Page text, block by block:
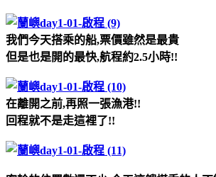
我們今天搭乘的船,票價雖然是最貴
但是也是開的最快,航程約2.5小時!!
在離開之前,再照一張漁港!!
回程就不是走這裡了!!